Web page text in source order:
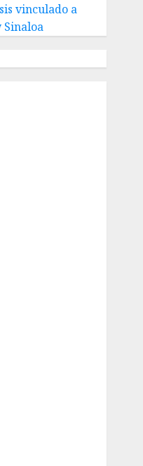
vinculado a
Sinaloa